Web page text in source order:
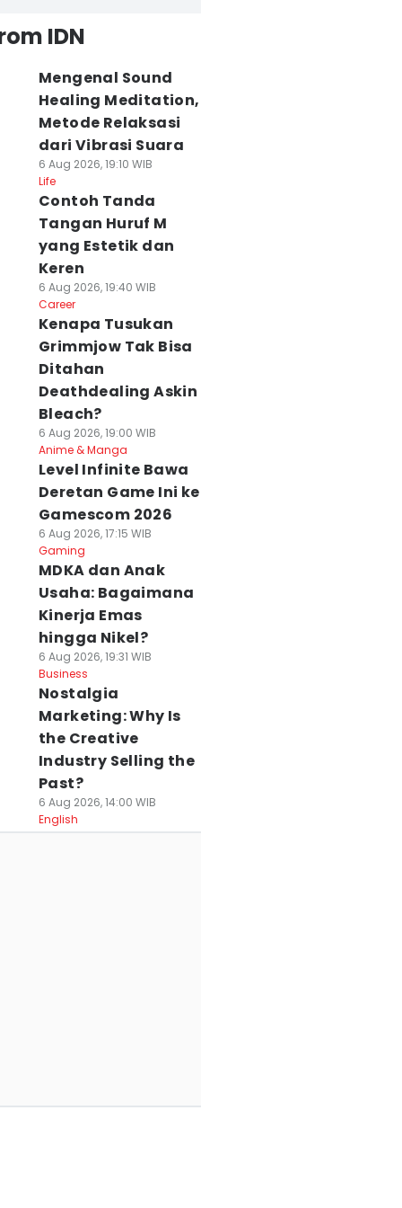
IDN
Mengenal Sound
Healing Meditation,
Metode Relaksasi
dari Vibrasi Suara
6 Aug 2026, 19:10 WIB
Life
Contoh Tanda
Tangan Huruf M
yang Estetik dan
Keren
6 Aug 2026, 19:40 WIB
Career
Kenapa Tusukan
Grimmjow Tak Bisa
Ditahan
Deathdealing Askin
Bleach?
6 Aug 2026, 19:00 WIB
Anime & Manga
Level Infinite Bawa
Deretan Game Ini ke
Gamescom 2026
6 Aug 2026, 17:15 WIB
Gaming
MDKA dan Anak
Usaha: Bagaimana
Kinerja Emas
hingga Nikel?
6 Aug 2026, 19:31 WIB
Business
Nostalgia
Marketing: Why Is
the Creative
Industry Selling the
Past?
6 Aug 2026, 14:00 WIB
English